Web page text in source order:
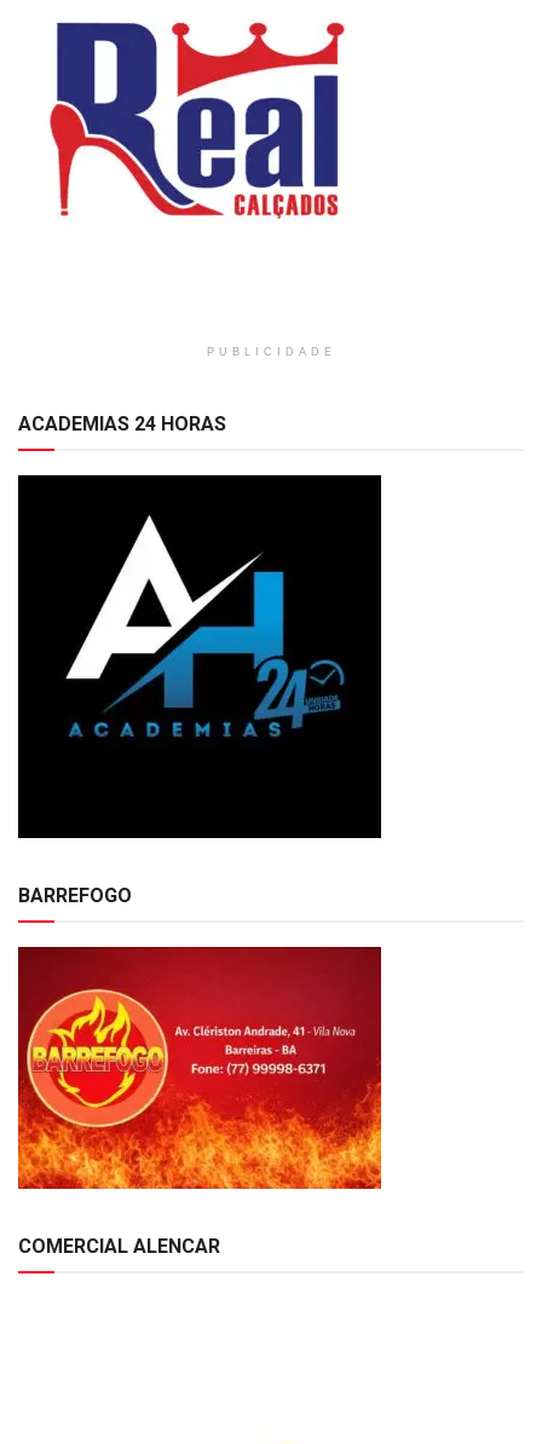
PUBLICIDADE
ACADEMIAS 24 HORAS
BARREFOGO
COMERCIAL ALENCAR